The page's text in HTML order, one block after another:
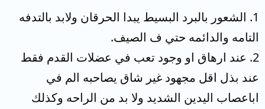
1. الشعور بالبرد البسيط يبدا الحرقان ولابد بالتدفه
التامه والدائمه حتي ف الصيف.
2. عند ارهاق او وجود تعب في عضلات القدم فقط
عند بذل اقل مجهود غير شاق يصاحبه الم في
اباعصاب اليدين الشديد ولا بد من الراحه وكذلك